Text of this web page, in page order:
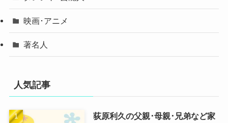
映画･アニメ
著名人
人気記事
荻原利久の父親･母親･兄弟など家